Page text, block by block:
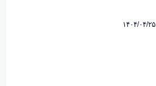
۱۴۰۴/۰۴/۲۵